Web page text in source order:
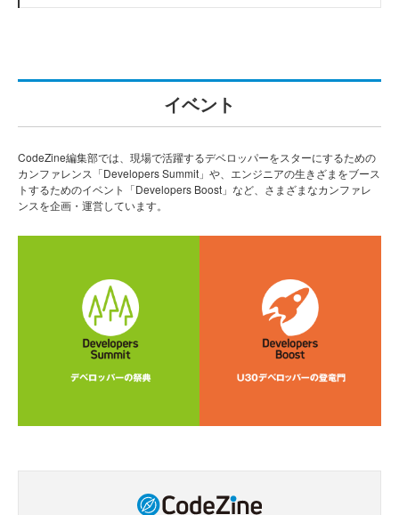
イベント
CodeZine編集部では、現場で活躍するデベロッパーをスターにするための
カンファレンス「Developers Summit」や、エンジニアの生きざまをブース
トするためのイベント「Developers Boost」など、さまざまなカンファレ
ンスを企画・運営しています。